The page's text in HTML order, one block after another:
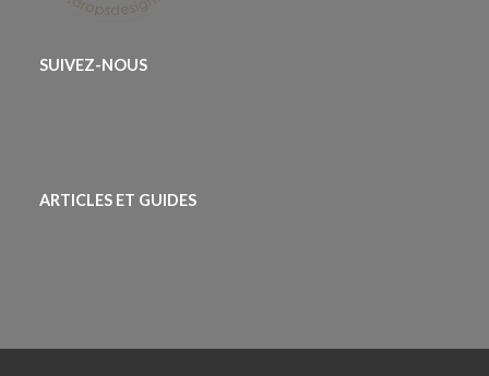
SUIVEZ-NOUS
ARTICLES ET GUIDES